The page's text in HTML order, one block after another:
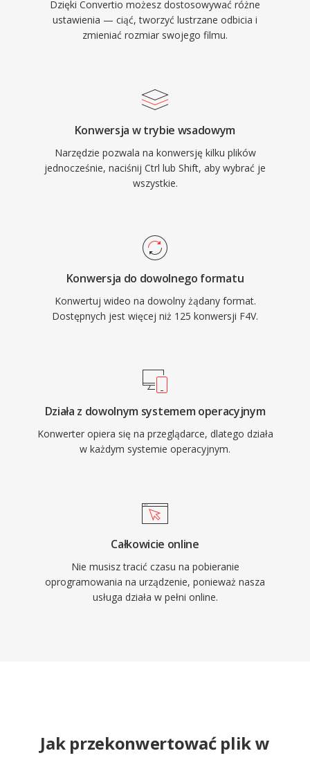
Dzięki Convertio możesz dostosowywać różne
ustawienia — ciąć, tworzyć lustrzane odbicia i
zmieniać rozmiar swojego filmu.
Konwersja w trybie wsadowym
Narzędzie pozwala na konwersję kilku plików
jednocześnie, naciśnij Ctrl lub Shift, aby wybrać je
wszystkie.
Konwersja do dowolnego formatu
Konwertuj wideo na dowolny żądany format.
Dostępnych jest więcej niż 125 konwersji F4V.
Działa z dowolnym systemem operacyjnym
Konwerter opiera się na przeglądarce, dlatego działa
w każdym systemie operacyjnym.
Całkowicie online
Nie musisz tracić czasu na pobieranie
oprogramowania na urządzenie, ponieważ nasza
usługa działa w pełni online.
Jak przekonwertować plik w